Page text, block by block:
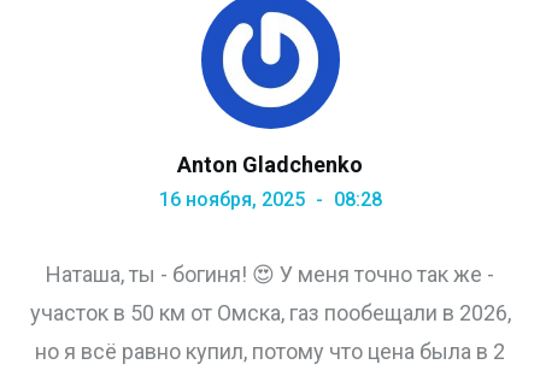
Anton Gladchenko
16 ноября, 2025 08:28
Наташа, ты - богиня! 😍 У меня точно так же -
участок в 50 км от Омска, газ пообещали в 2026,
но я всё равно купил, потому что цена была в 2